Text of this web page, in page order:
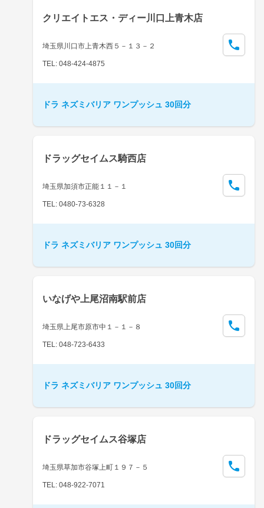
クリエイトエス・ディー川口上青木店
埼玉県川口市上青木西５－１３－２
TEL: 048-424-4875
ドラ ネズミバリア ワンプッシュ 30回分
ドラッグセイムス騎西店
埼玉県加須市正能１１－１
TEL: 0480-73-6328
ドラ ネズミバリア ワンプッシュ 30回分
いなげや上尾沼南駅前店
埼玉県上尾市原市中１－１－８
TEL: 048-723-6433
ドラ ネズミバリア ワンプッシュ 30回分
ドラッグセイムス谷塚店
埼玉県草加市谷塚上町１９７－５
TEL: 048-922-7071